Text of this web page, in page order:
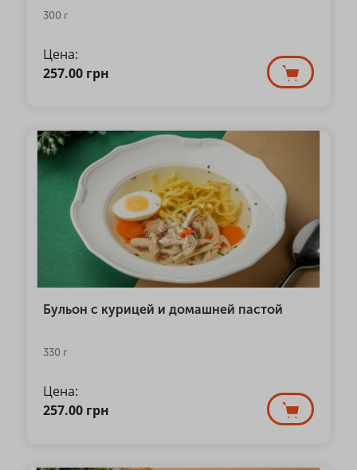
300 г
Цена:
257.00 грн
Бульон с курицей и домашней пастой
330 г
Цена:
257.00 грн